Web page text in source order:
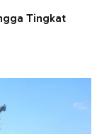
Tingkat